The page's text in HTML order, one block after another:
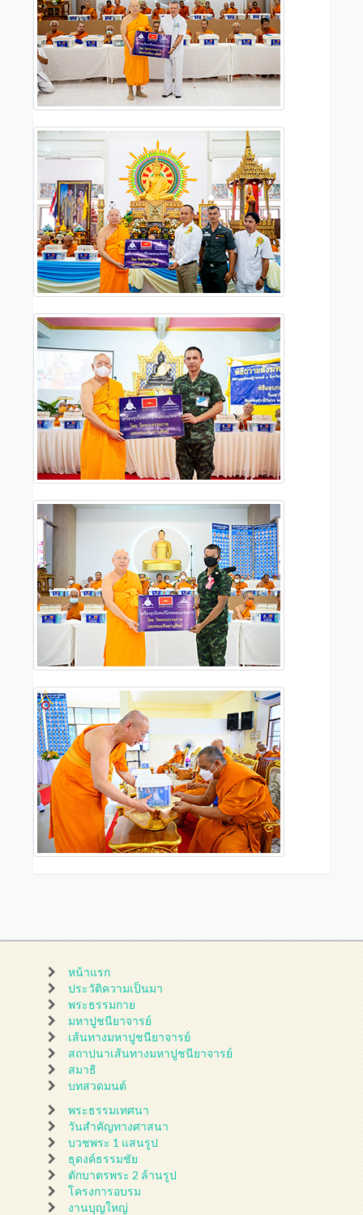
หน้าแรก
ประวัติความเป็นมา
พระธรรมกาย
มหาปูชนียาจารย์
เส้นทางมหาปูชนียาจารย์
สถาปนาเส้นทางมหาปูชนียาจารย์
สมาธิ
บทสวดมนต์
พระธรรมเทศนา
วันสำคัญทางศาสนา
บวชพระ 1 แสนรูป
ธุดงค์ธรรมชัย
ตักบาตรพระ 2 ล้านรูป
โครงการอบรม
งานบุญใหญ่